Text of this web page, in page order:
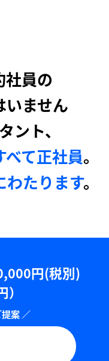
社員の
いません
ント、
べて正社員。
わたります。
円(税別)